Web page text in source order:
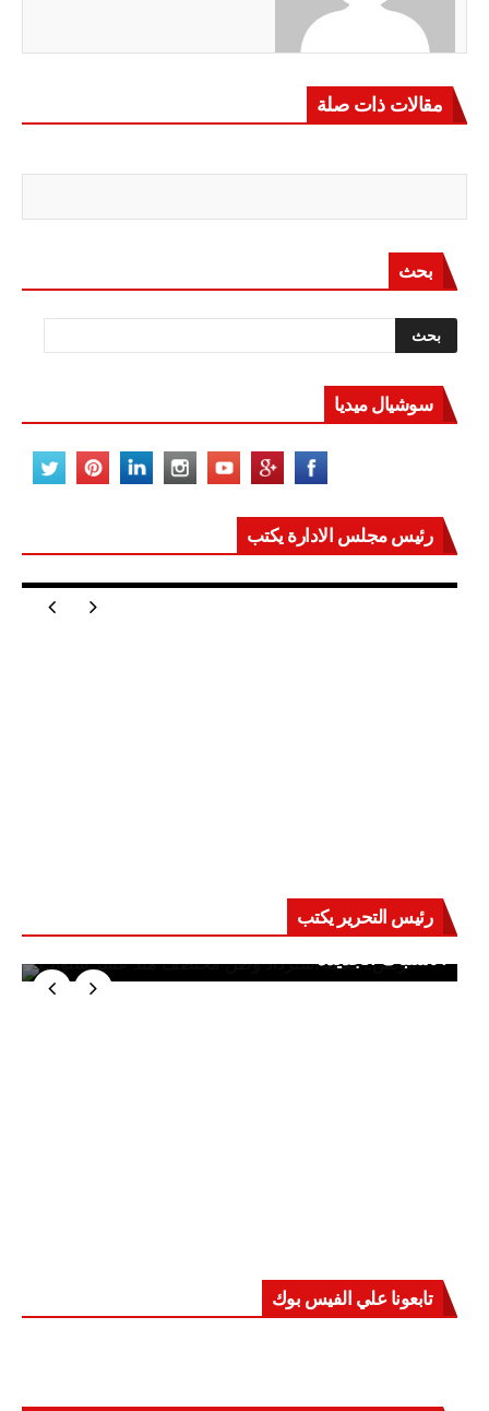
مقالات ذات صلة
بحث
سوشيال ميديا
رئيس مجلس الادارة يكتب
مصر تعيد للعالم اتزانه
رئيس التحرير يكتب
حرب على العقول.. حادثة دمياط تكشف قواعد
الاشتباك الجديدة
تابعونا علي الفيس بوك